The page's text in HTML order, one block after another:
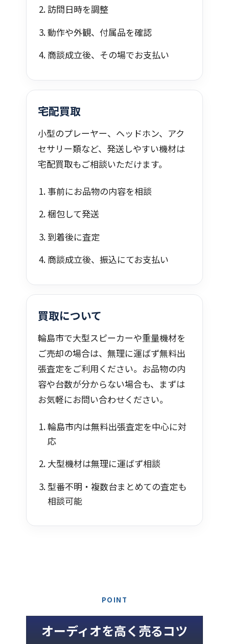
訪問日時を調整
動作や外観、付属品を確認
商談成立後、その場でお支払い
宅配買取
小型のプレーヤー、ヘッドホン、アク
セサリー類など、発送しやすい機材は
宅配買取もご相談いただけます。
事前にお品物の内容を相談
梱包して発送
到着後に査定
商談成立後、振込にてお支払い
買取について
輪島市で大型スピーカーや重量機材を
ご売却の場合は、無理に運ばず無料出
張査定をご利用ください。お品物の内
容や台数が分からない場合も、まずは
お気軽にお問い合わせください。
輪島市内は無料出張査定を中心に対
応
大型機材は無理に運ばず相談
型番不明・複数台まとめての査定も
相談可能
POINT
オーディオを高く売るコツ